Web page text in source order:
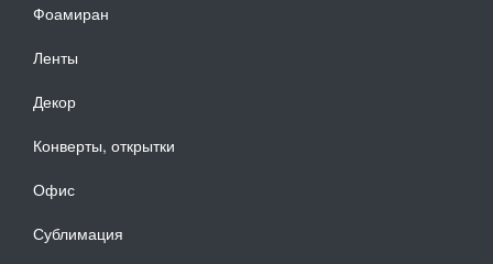
Фоамиран
Ленты
Декор
Конверты, открытки
Офис
Сублимация